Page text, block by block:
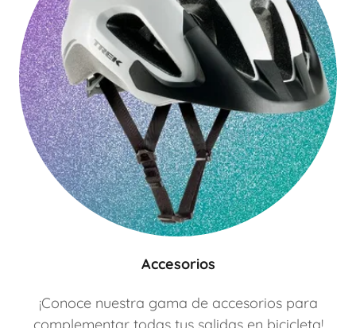
Accesorios
¡Conoce nuestra gama de accesorios para